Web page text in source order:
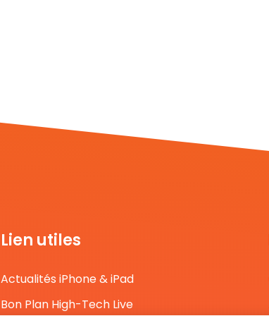
Lien utiles
Actualités iPhone & iPad
Bon Plan High-Tech Live